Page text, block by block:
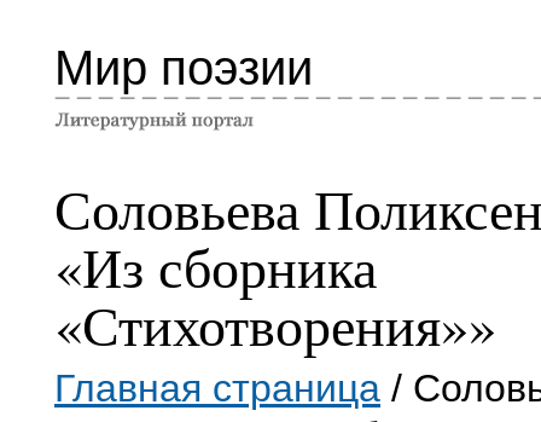
Мир поэзии
Соловьева
«Из сборника
«Стихотворения»»
Главная страница /